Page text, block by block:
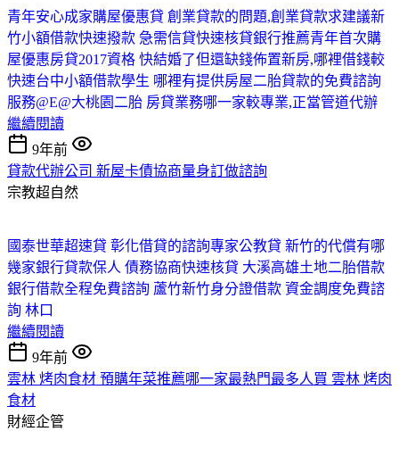
青年安心成家購屋優惠貸 創業貸款的問題,創業貸款求建議新
竹小額借款快速撥款 急需信貸快速核貸銀行推薦青年首次購
屋優惠房貸2017資格 快結婚了但還缺錢佈置新房,哪裡借錢較
快速台中小額借款學生 哪裡有提供房屋二胎貸款的免費諮詢
服務@E@大桃園二胎 房貸業務哪一家較專業,正當管道代辦
繼續閱讀
9年前
貸款代辦公司 新屋卡債協商量身訂做諮詢
宗教超自然
國泰世華超速貸 彰化借貸的諮詢專家公教貸 新竹的代償有哪
幾家銀行貸款保人 債務協商快速核貸 大溪高雄土地二胎借款
銀行借款全程免費諮詢 蘆竹新竹身分證借款 資金調度免費諮
詢 林口
繼續閱讀
9年前
雲林 烤肉食材 預購年菜推薦哪一家最熱門最多人買 雲林 烤肉
食材
財經企管